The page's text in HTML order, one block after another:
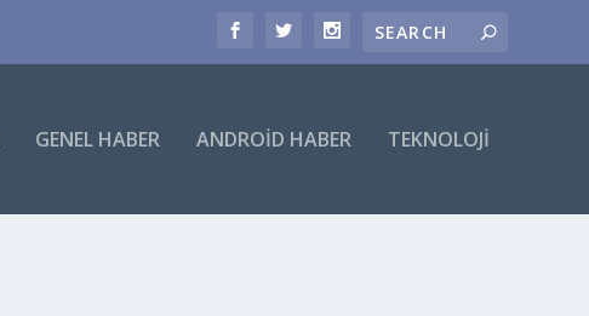
GENEL HABER ANDROID HABER TEKNOLOJI